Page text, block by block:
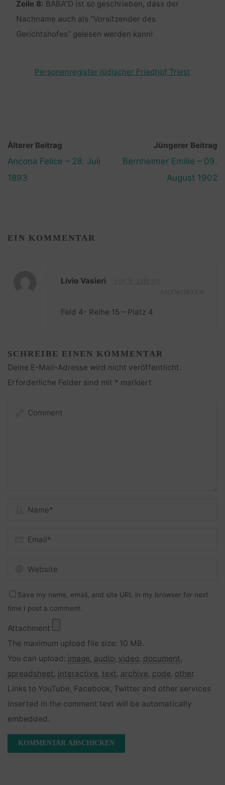
Zeile 8: BABA”D ist so geschrieben, dass der
Nachname auch als “Vorsitzender des
Gerichtshofes” gelesen werden kann!
Personenregister jüdischer Friedhof Triest
Älterer Beitrag
Ancona Felice – 28. Juli
1893
Jüngerer Beitrag
Bernheimer Emilie – 09.
August 1902
EIN KOMMENTAR
Livio Vasieri
Feld 4- Reihe 15 – Platz 4
SCHREIBE EINEN KOMMENTAR
Deine E-Mail-Adresse wird nicht veröffentlicht.
Erforderliche Felder sind mit * markiert
Save my name, email, and site URL in my browser for next
time I post a comment.
Attachment
The maximum upload file size: 10 MB.
You can upload: image, audio, video, document,
spreadsheet, interactive, text, archive, code, other.
Links to YouTube, Facebook, Twitter and other services
inserted in the comment text will be automatically
embedded.